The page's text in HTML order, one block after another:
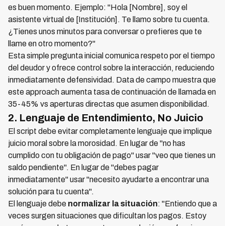
es buen momento. Ejemplo: "Hola [Nombre], soy el
asistente virtual de [Institución]. Te llamo sobre tu cuenta.
¿Tienes unos minutos para conversar o prefieres que te
llame en otro momento?"
Esta simple pregunta inicial comunica respeto por el tiempo
del deudor y ofrece control sobre la interacción, reduciendo
inmediatamente defensividad. Data de campo muestra que
este approach aumenta tasa de continuación de llamada en
35-45% vs aperturas directas que asumen disponibilidad.
2. Lenguaje de Entendimiento, No Juicio
El script debe evitar completamente lenguaje que implique
juicio moral sobre la morosidad. En lugar de "no has
cumplido con tu obligación de pago" usar "veo que tienes un
saldo pendiente". En lugar de "debes pagar
inmediatamente" usar "necesito ayudarte a encontrar una
solución para tu cuenta".
El lenguaje debe normalizar la situación: "Entiendo que a
veces surgen situaciones que dificultan los pagos. Estoy